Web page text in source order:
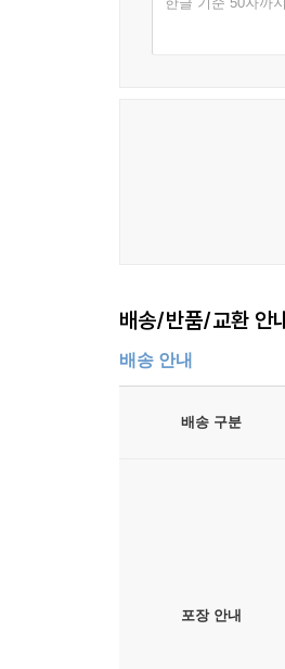
배송/반품/교환 안
배송 안내
배송 구분
포장 안내